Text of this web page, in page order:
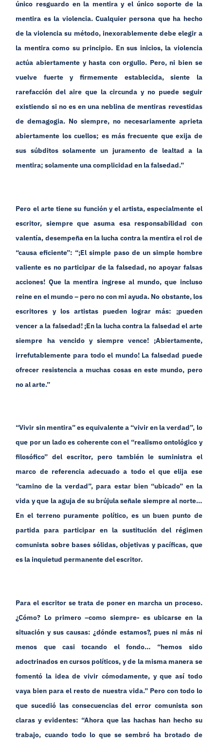
único resguardo en la mentira y el único soporte de la
mentira es la violencia. Cualquier persona que ha hecho
de la violencia su método, inexorablemente debe elegir a
la mentira como su principio. En sus inicios, la violencia
actúa abiertamente y hasta con orgullo. Pero, ni bien se
vuelve fuerte y firmemente establecida, siente la
rarefacción del aire que la circunda y no puede seguir
existiendo si no es en una neblina de mentiras revestidas
de demagogia. No siempre, no necesariamente aprieta
abiertamente los cuellos; es más frecuente que exija de
sus súbditos solamente un juramento de lealtad a la
mentira; solamente una complicidad en la falsedad.”
Pero el arte tiene su función y el artista, especialmente el
escritor, siempre que asuma esa responsabilidad con
valentía, desempeña en la lucha contra la mentira el rol de
“causa eficiente”: “¡El simple paso de un simple hombre
valiente es no participar de la falsedad, no apoyar falsas
acciones! Que la mentira ingrese al mundo, que incluso
reine en el mundo – pero no con mi ayuda. No obstante, los
escritores y los artistas pueden lograr más: ¡pueden
vencer a la falsedad! ¡En la lucha contra la falsedad el arte
siempre ha vencido y siempre vence! ¡Abiertamente,
irrefutablemente para todo el mundo! La falsedad puede
ofrecer resistencia a muchas cosas en este mundo, pero
no al arte.”
“Vivir sin mentira” es equivalente a “vivir en la verdad”, lo
que por un lado es coherente con el “realismo ontológico y
filosófico” del escritor, pero también le suministra el
marco de referencia adecuado a todo el que elija ese
“camino de la verdad”, para estar bien “ubicado” en la
vida y que la aguja de su brújula señale siempre al norte…
En el terreno puramente político, es un buen punto de
partida para participar en la sustitución del régimen
comunista sobre bases sólidas, objetivas y pacíficas, que
es la inquietud permanente del escritor.
Para el escritor se trata de poner en marcha un proceso.
¿Cómo? Lo primero –como siempre- es ubicarse en la
situación y sus causas: ¿dónde estamos?, pues ni más ni
menos que casi tocando el fondo… “hemos sido
adoctrinados en cursos políticos, y de la misma manera se
fomentó la idea de vivir cómodamente, y que así todo
vaya bien para el resto de nuestra vida.” Pero con todo lo
que sucedió las consecuencias del error comunista son
claras y evidentes: “Ahora que las hachas han hecho su
trabajo, cuando todo lo que se sembró ha brotado de